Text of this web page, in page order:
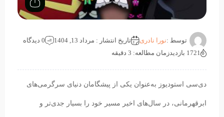
توسط :نورا نادری تاریخ انتشار : مرداد 13, 1404
0 دیدگاه
1721 بازدید
زمان مطالعه: 3 دقیقه
دی‌سی استودیوز به‌عنوان یکی از پیشگامان دنیای سرگرمی‌های
ابرقهرمانی، در سال‌های اخیر مسیر خود را بسیار جدی‌تر و